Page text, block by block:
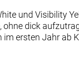
und Visibility
ohne dick
im ersten Jahr ab